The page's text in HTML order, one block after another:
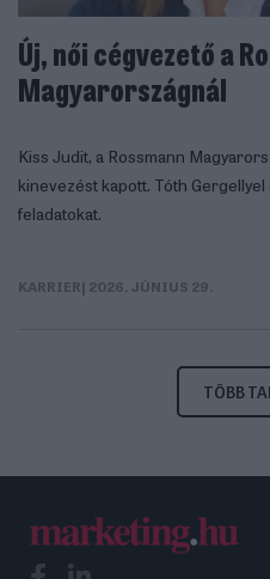
Új, női cégvezető a
Magyarországnál
Kiss Judit, a Rossmann
kinevezést kapott. Tóth
feladatokat.
KARRIER| 2026. JÚNIUS 29.
TÖBB